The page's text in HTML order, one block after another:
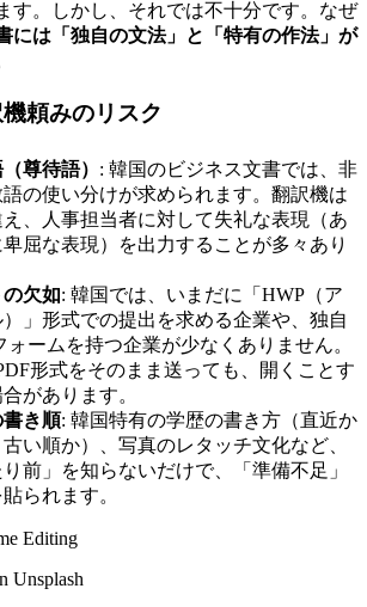
す。しかし、それでは不十分です。なぜ
には「独自の文法」と「特有の作法」が
頼みのリスク
尊待語） : 韓国のビジネス文書では、非
の使い分けが求められます。翻訳機は
、人事担当者に対して失礼な表現（あ
屈な表現）を出力することが多々あり
欠如: 韓国では、いまだに「HWP（ア
」形式での提出を求める企業や、独自
ォームを持つ企業が少なくありません。
形式をそのまま送っても、開くことす
があります。
き順: 韓国特有の学歴の書き方（直近か
い順か）、写真のレタッチ文化など、
前」を知らないだけで、「準備不足」
られます。
Unsplash